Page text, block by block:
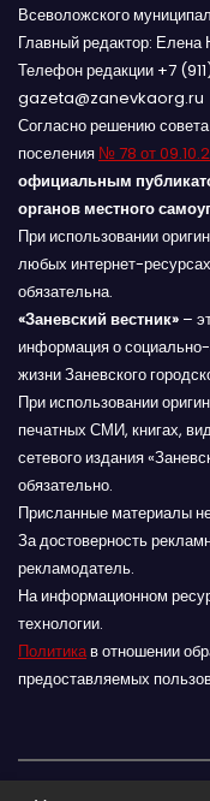
Всеволожского
Главный редактор:
Телефон редакции +7
gazeta@zanevkaorg.ru
Согласно решению совета
поселения № 78 от
официальным
органов местного
При использовании
любых интернет-
обязательна.
«Заневский вестник» –
информация о социально-
жизни Заневского
При использовании
печатных СМИ, книгах,
сетевого издания
обязательно.
Присланные материалы
За достоверность
рекламодатель.
На информационном
технологии.
Политикав отношении
предоставляемых